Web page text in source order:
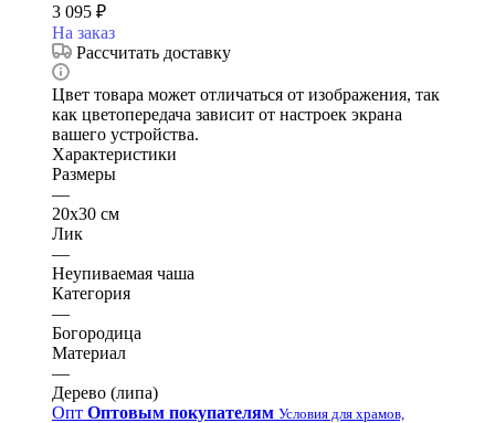
3 095 ₽
На заказ
Рассчитать доставку
Цвет товара может отличаться от изображения, так
как цветопередача зависит от настроек экрана
вашего устройства.
Характеристики
Размеры
—
20х30 см
Лик
—
Неупиваемая чаша
Категория
—
Богородица
Материал
—
Дерево (липа)
Опт Оптовым покупателям Условия для храмов,